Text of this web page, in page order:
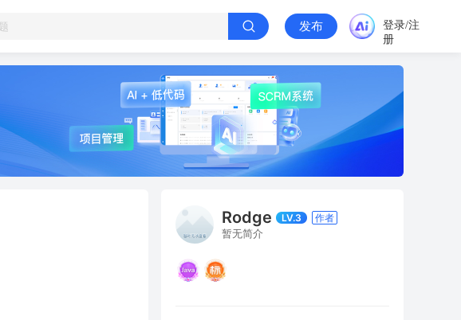
发布
登录/注
册
Rodge LV.3 作者
暂无简介